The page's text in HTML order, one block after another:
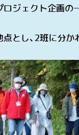
ロジェクト企画の
とし、2班に分か